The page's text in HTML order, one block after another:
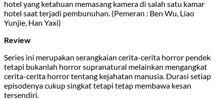
hotel yang ketahuan memasang kamera di salah satu kamar
hotel saat terjadi pembunuhan. (Pemeran : Ben Wu, Liao
Yunjie, Han Yaxi)
Review
Series ini merupakan serangkaian cerita-cerita horror pendek
tetapi bukanlah horror supranatural melainkan mengangkat
cerita-cerita horror tentang kejahatan manusia. Durasi setiap
episodenya cukup singkat tetapi tetap membawa kesan
tersendiri.